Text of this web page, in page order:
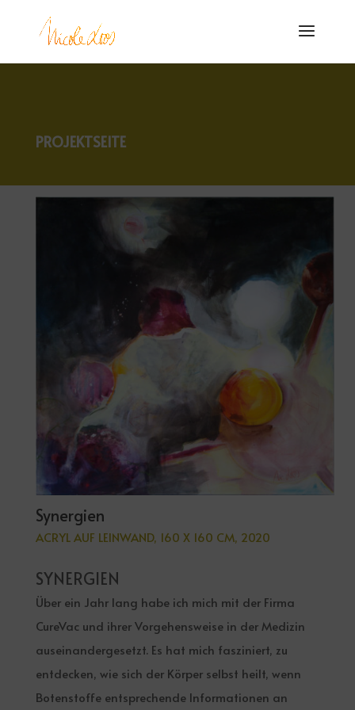
PROJEKTSEITE
Synergien
ACRYL AUF LEINWAND, 160 X 160 CM, 2020
SYNERGIEN
Über ein Jahr lang habe ich mich mit der Firma
CureVac und ihrer Vorgehensweise in der Medizin
auseinandergesetzt. Es hat mich fasziniert, zu
entdecken, wie sich der Körper selbst heilt, wenn
Botenstoffe entsprechende Informationen an